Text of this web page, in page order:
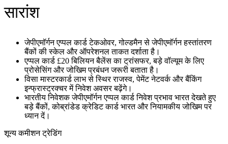
सारांश
जेपीएमॉर्गन एप्पल कार्ड टेकओवर, गोल्डमैन से जेपीएमॉर्गन हस्तांतरण
बैंकों की स्केल और ऑपरेशनल ताकत दर्शाता है।
एप्पल कार्ड £20 बिलियन बैलेंस का ट्रांसफर, बड़े वॉल्यूम के लिए
प्रोसेसिंग और जोखिम प्रबंधन जरूरी बताता है।
विसा मास्टरकार्ड लाभ से स्थिर राजस्व, पेमेंट नेटवर्क और बैंकिंग
इन्फ्रास्ट्रक्चर में निवेश अवसर बढ़ेंगे।
भारतीय निवेशक जेपीएमॉर्गन एप्पल कार्ड निवेश प्रभाव भारत देखते हुए
बड़े बैंकों, कोब्रांडेड क्रेडिट कार्ड भारत और नियामकीय जोखिम पर
ध्यान दें।
शून्य कमीशन ट्रेडिंग